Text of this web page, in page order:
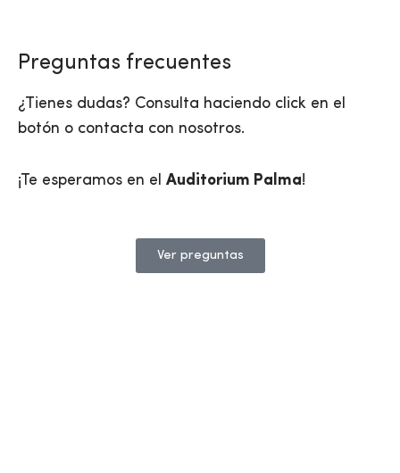
Preguntas frecuentes
¿Tienes dudas? Consulta haciendo click en el
botón o contacta con nosotros.
¡Te esperamos en el Auditorium Palma!
Ver preguntas